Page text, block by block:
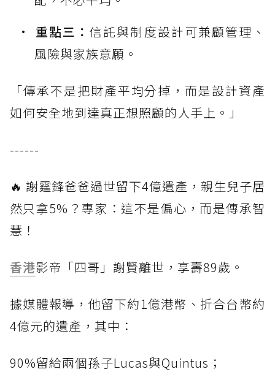
重點三：信託與制度設計可兼顧管理、
風險與家族意願。
「傳承不是把財產平均分掉，而是設計資產
如何安全地到達真正想照顧的人手上。」
------
🔥 謝霆鋒爸爸過世留下4億遺產，親生兒子居
然只拿5%？專家：這不是偏心，而是傳承智
慧！
香港影帝「四哥」謝賢離世，享壽89歲。
據媒體報導，他留下約1億港幣、折合台幣約
4億元的遺產，其中：
90%留給兩個孫子Lucas與Quintus；